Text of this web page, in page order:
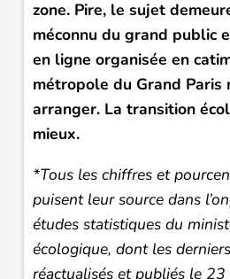
zone. Pire, le sujet
méconnu du grand public
en ligne organisée en
métropole du Grand Paris
arranger. La transition
mieux.
*Tous les chiffres et
puisent leur source dans
études statistiques du
écologique, dont les
réactualisés et publiés le